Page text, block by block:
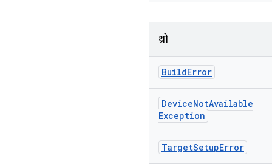
थ्रो
BuildError
DeviceNotAvailable
Exception
TargetSetupError